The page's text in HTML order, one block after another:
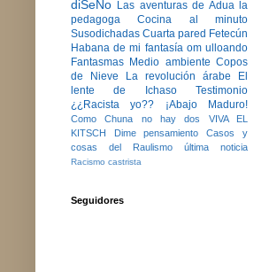
diSeÑo Las aventuras de Adua la
pedagoga
Cocina al minuto
Susodichadas Cuarta pared Fetecún
Habana de mi fantasía om ulloando
Fantasmas Medio ambiente Copos
de Nieve
La revolución árabe
El
lente de Ichaso
Testimonio
¿¿Racista yo??
¡Abajo Maduro!
Como Chuna no hay dos
VIVA EL
KITSCH
Dime pensamiento
Casos y
cosas del Raulismo
última noticia
Racismo castrista
Seguidores